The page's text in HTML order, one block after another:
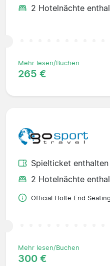
2 Hotelnächte
Mehr lesen/Buchen
265 €
Spielticket enthalten
2 Hotelnächte
Official Holte End
Mehr lesen/Buchen
300 €